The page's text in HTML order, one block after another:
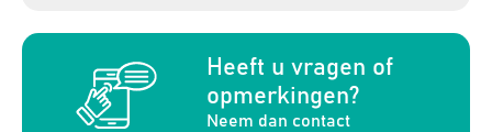
Heeft u vragen of
opmerkingen?
Neem dan contact
a